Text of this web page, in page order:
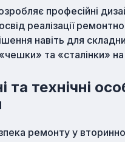
професійні
реалізації
навіть для
та «сталінки»
та технічні
ремонту у